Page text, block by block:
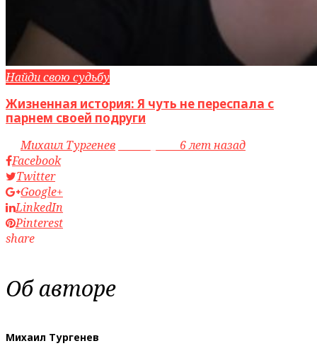
Найди свою судьбу
Жизненная история: Я чуть не переспала с
парнем своей подруги
byМихаил Тургенев
6 лет назад
Facebook
Twitter
Google+
LinkedIn
Pinterest
share
Об авторе
Михаил Тургенев